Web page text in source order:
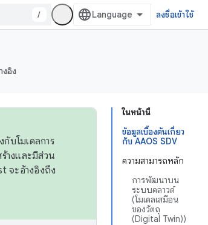
/ ลงชื่อเข้าใช้
งอิง
ในหน้านี้
ข้อมูลเบื้องต้นเกี่ยว
กับ AAOS SDV
ความสามารถหลัก
การพัฒนาบน
ระบบคลาวด์
(โมเดลเสมือน
ของวัตถุ
(Digital Twin))
บโมเดลการ
างและมีส่วน
จะอ้างอิงถึง